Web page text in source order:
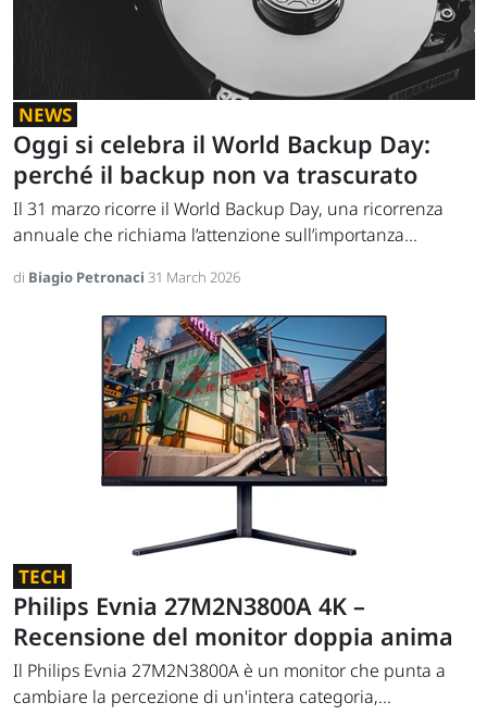
NEWS
Oggi si celebra il World Backup Day:
perché il backup non va trascurato
Il 31 marzo ricorre il World Backup Day, una ricorrenza
annuale che richiama l’attenzione sull’importanza...
di Biagio Petronaci 31 March 2026
TECH
Philips Evnia 27M2N3800A 4K –
Recensione del monitor doppia anima
Il Philips Evnia 27M2N3800A è un monitor che punta a
cambiare la percezione di un'intera categoria,...